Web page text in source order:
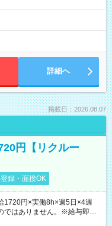
詳細へ
掲載日：2026.08.07
円【リクルー
録・面接OK
円×実働8h×週5日×4週
はありません。※給与即受